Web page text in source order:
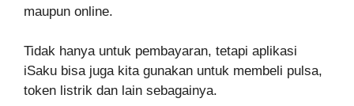
maupun online.
Tidak hanya untuk pembayaran, tetapi aplikasi
iSaku bisa juga kita gunakan untuk membeli pulsa,
token listrik dan lain sebagainya.